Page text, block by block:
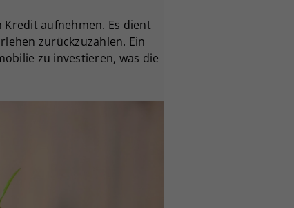
Kredit aufnehmen. Es dient
zurückzuzahlen. Ein
zu investieren, was die